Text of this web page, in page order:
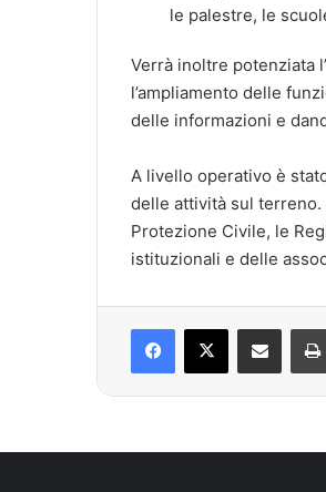
le palestre, le
​​​​​Verrà inoltre potenziata
l’ampliamento delle
delle informazioni e
A livello operativo è
delle attività sul
Protezione Civile, le
istituzionali e delle